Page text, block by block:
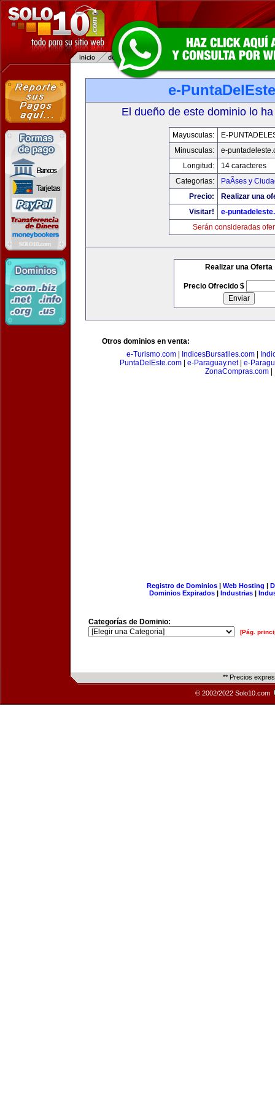
e-
El dueño de este dominio lo
Mayusculas:
E-
Minusculas:
e-
Longitud:
14 caracteres
Categorias:
PaÃ­ses y
Precio:
Realizar una
Visitar!
e-
Serán consideradas
Realizar una Oferta
Precio Ofrecido $
Otros dominios en venta:
e-Turismo.com| IndicesBursatiles.com|
PuntaDelEste.com| e-Paraguay.net| e-
ZonaCompras.com
Registro de Dominios| Web Hosting |
Dominios Expirados | Industrias |
Categorías de Dominio:
[Pág.
** Precios
© 2002/2022 Solo10.com